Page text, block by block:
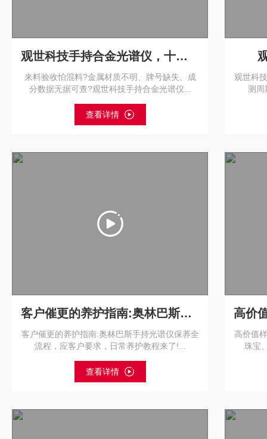
观世科技手持合金光谱仪，十字螺丝钉样品直接检测，无需破坏，成分一目了
来料验收怕混料?金属材质不明、牌号缺失、成
分数据无据可查?观世科技手持合金光谱仪...
查看详情
观世科
测周
客户催更的养护指南:奥林巴斯手持光谱仪保养全流程
客户催更的养护指南:奥林巴斯手持光谱仪保养全
流程，应客户要求，日常养护教程来了!...
查看详情
高价值
珠宝